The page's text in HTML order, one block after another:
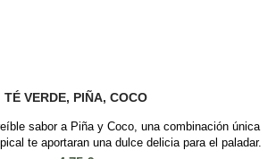
TÉ VERDE, PIÑA, COCO
sabor a Piña y Coco, una combinación única
te aportaran una dulce delicia para el paladar.